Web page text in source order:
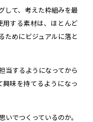
して、考えた枠組みを最
用する素材は、ほとんど
ためにビジュアルに落と
当するようになってから
味を持てるようになっ
いでつくっているのか。